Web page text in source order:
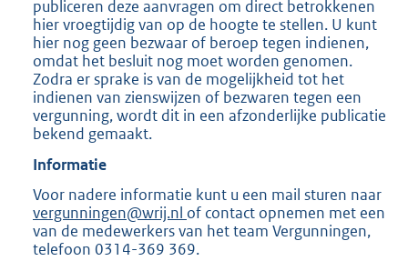
publiceren deze aanvragen om direct betrokkenen
hier vroegtijdig van op de hoogte te stellen. U kunt
hier nog geen bezwaar of beroep tegen indienen,
omdat het besluit nog moet worden genomen.
Zodra er sprake is van de mogelijkheid tot het
indienen van zienswijzen of bezwaren tegen een
vergunning, wordt dit in een afzonderlijke publicatie
bekend gemaakt.
Informatie
Voor nadere informatie kunt u een mail sturen naar
vergunningen@wrij.nl of contact opnemen met een
van de medewerkers van het team Vergunningen,
telefoon 0314-369 369.